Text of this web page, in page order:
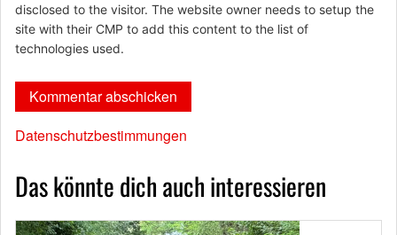
disclosed to the visitor. The website owner needs to setup the
site with their CMP to add this content to the list of
technologies used.
Datenschutzbestimmungen
Das könnte dich auch interessieren